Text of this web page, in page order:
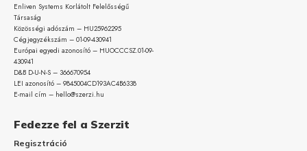
Enliven Systems Korlátolt Felelősségű
Társaság
Közösségi adószám – HU25962295
Cégjegyzékszám – 01-09-430941
Európai egyedi azonosító – HUOCCCSZ.01-09-
430941
D&B D-U-N-S – 366670954
LEI azonosító – 9845004CD193AC4B6338
E-mail cím – hello@szerzi.hu
Fedezze fel a Szerzit
Regisztráció